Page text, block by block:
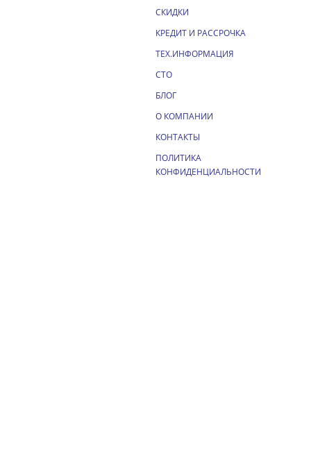
СКИДКИ
КРЕДИТ И РАССРОЧКА
ТЕХ.ИНФОРМАЦИЯ
СТО
БЛОГ
О КОМПАНИИ
КОНТАКТЫ
ПОЛИТИКА
КОНФИДЕНЦИАЛЬНОСТИ